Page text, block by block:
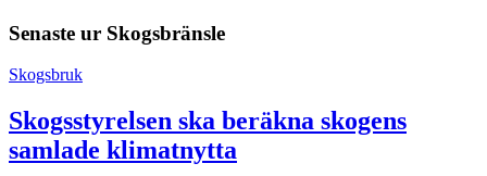
Senaste ur Skogsbränsle
Skogsbruk
Skogsstyrelsen ska beräkna skogens
samlade klimatnytta